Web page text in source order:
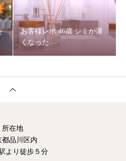
お客様レポ 46歳 シミが薄
くなった
所在地
都品川区内
より徒歩５分